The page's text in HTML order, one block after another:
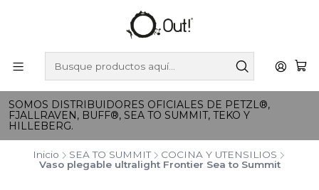
SOMOS DISTRIBUIDORES OFICIALES DE PETZL®,
FJALLRAVEN, BUFF®, SEA TO SUMMIT, TEKO Y
HILLEBERG.
Inicio SEA TO SUMMIT
COCINA Y UTENSILIOS
Vaso plegable ultralight Frontier Sea to Summit